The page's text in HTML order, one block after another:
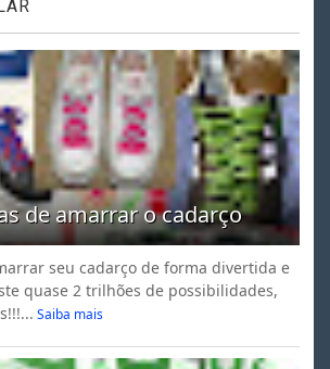
de amarrar o cadarço
seu cadarço de forma divertida e
quase 2 trilhões de possibilidades,
Saiba mais